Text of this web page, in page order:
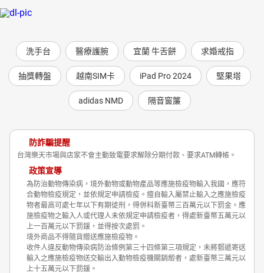
洗手台 醫療護腕 宜蘭 牛舌餅 求婚戒指
抽獎轉盤 越南SIM卡 iPad Pro 2024 堅果塔
adidas NMD 隔音窗簾
防詐騙提醒
台灣樂天市場與店家不會主動致電要求解除分期付款、要求ATM轉帳。
政策宣導
為防治動物傳染病，境外動物或動物產品等應施檢疫物輸入我國，應符
合動物檢疫規定，並依規定申請檢疫。擅自輸入屬禁止輸入之應施檢疫
物者最高可處七年以下有期徒刑，得併科新臺幣三百萬元以下罰金。應
施檢疫物之輸入人或代理人未依規定申請檢疫者，得處新臺幣五萬元以
上一百萬元以下罰鍰，並得按次處罰。
境外商品不得隨貨贈送應施檢疫物。
收件人違反動物傳染病防治條例第三十四條第三項規定，未將郵遞寄送
輸入之應施檢疫物送交輸出入動物檢疫機關銷燬者，處新臺幣三萬元以
上十五萬元以下罰鍰。